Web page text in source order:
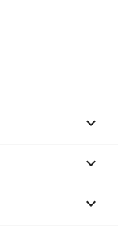


keyboard_arrow_down